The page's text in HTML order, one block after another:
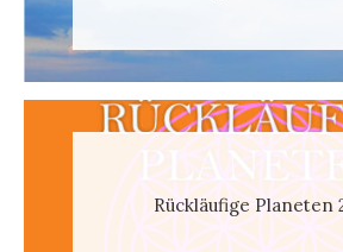
Rückläufige Planeten